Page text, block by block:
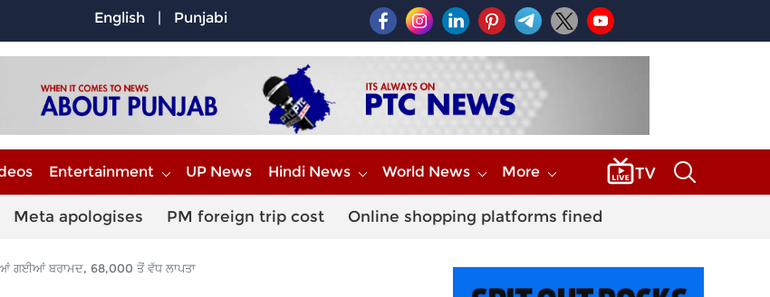
English | Punjabi
Entertainment UP News Hindi News World News More
Meta apologises PM foreign trip cost Online shopping platforms fined
ਗਈਆਂ ਬਰਾਮਦ, 68,000 ਤੋਂ ਵੱਧ ਲਾਪਤਾ